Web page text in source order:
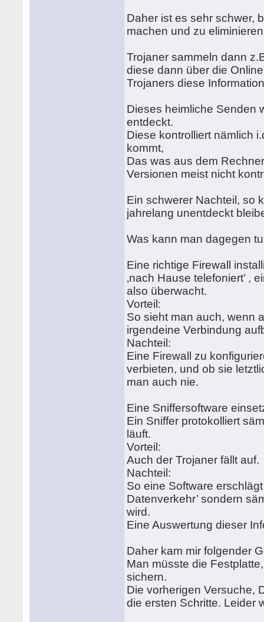
Daher ist es sehr schwer,
machen und zu
Trojaner sammeln dann
diese dann über die
Trojaners diese
Dieses heimliche Senden
entdeckt.
Diese kontrolliert nämlich
kommt,
Das was aus dem
Versionen meist nicht
Ein schwerer Nachteil, so
jahrelang unentdeckt
Was kann man dagegen
Eine richtige Firewall
‚nach Hause telefoniert’ ,
also überwacht.
Vorteil:
So sieht man auch, wenn
irgendeine Verbindung
Nachteil:
Eine Firewall zu
verbieten, und ob sie
man auch nie.
Eine Sniffersoftware
Ein Sniffer protokolliert
läuft.
Vorteil:
Auch der Trojaner fällt auf.
Nachteil:
So eine Software
Datenverkehr’ sondern
wird.
Eine Auswertung dieser
Daher kam mir folgender
Man müsste die
sichern.
Die vorherigen Versuche,
die ersten Schritte. Leider